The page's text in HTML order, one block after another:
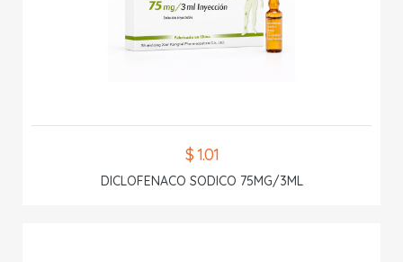
$ 1.01
DICLOFENACO SODICO 75MG/3ML